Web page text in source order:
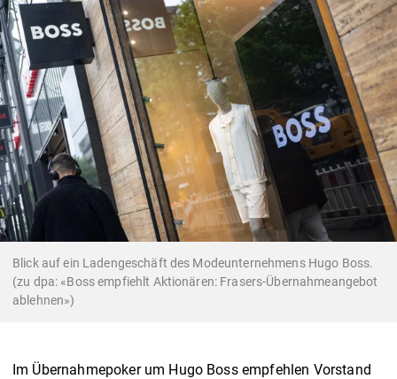
Blick auf ein Ladengeschäft des Modeunternehmens Hugo Boss.
(zu dpa: «Boss empfiehlt Aktionären: Frasers-Übernahmeangebot
ablehnen»)
Im Übernahmepoker um Hugo Boss empfehlen Vorstand